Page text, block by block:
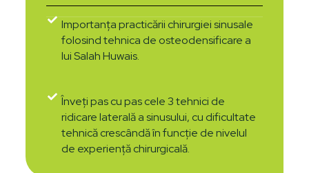
Importanța practicării chirurgiei sinusale
folosind tehnica de osteodensificare a
lui Salah Huwais.
Înveți pas cu pas cele 3 tehnici de
ridicare laterală a sinusului, cu dificultate
tehnică crescândă în funcție de nivelul
de experiență chirurgicală.